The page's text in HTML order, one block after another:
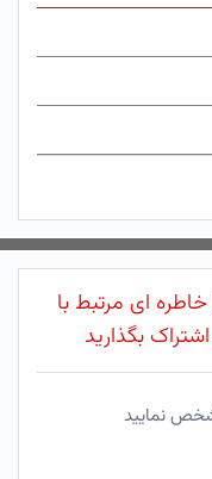
ای مرتبط با
بگذارید
نمایید